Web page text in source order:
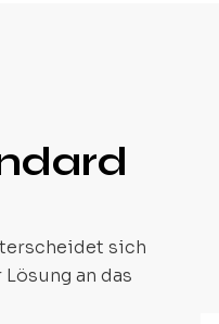
sich
an das